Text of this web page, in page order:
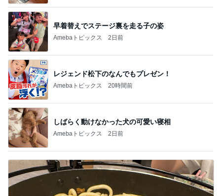
早着替えでステージ裏を走る子の姿
Amebaトピックス 2日前
レジェンド松下のなんでもプレゼン！
Amebaトピックス 20時間前
しばらく動けなかった犬の可愛い寝相
Amebaトピックス 2日前